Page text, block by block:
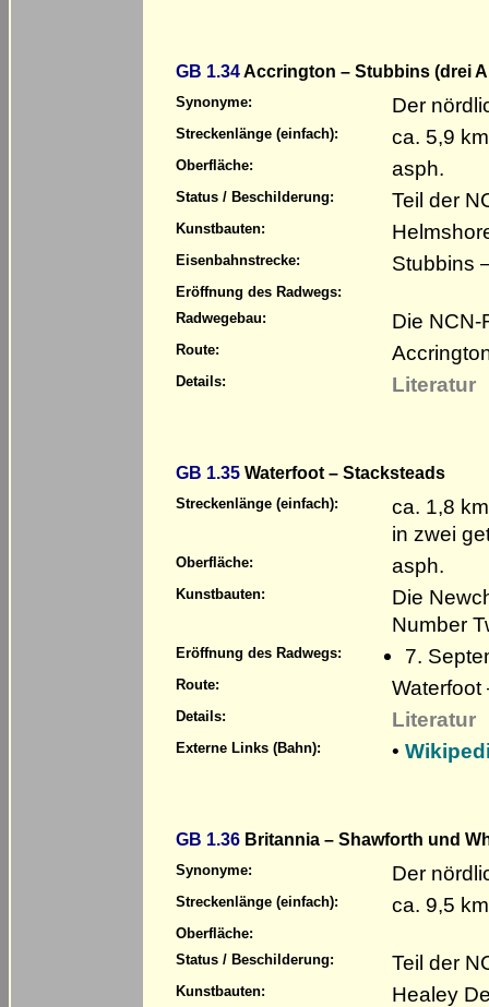
GB 1.34Accrington – Stubbins (drei
Synonyme: Der
Streckenlänge (einfach): ca. 5,9 km
Oberfläche: asph.
Status / Beschilderung: Teil der
Kunstbauten:
Eisenbahnstrecke: Stubbins
Eröffnung des Radwegs:
Radwegebau:
Die
Route:
Details: Literatur
GB 1.35 Waterfoot – Stacksteads
Streckenlänge (einfach):
ca. 1,8 km
in zwei
Oberfläche: asph.
Kunstbauten:
Die
Number
Eröffnung des Radwegs: 7.
Route: Waterfoot
Details: Literatur
Externe Links (Bahn): •
GB 1.36 Britannia – Shawforth und
Synonyme: Der
Streckenlänge (einfach): ca. 9,5 km
Oberfläche:
Status / Beschilderung:
Teil der
Kunstbauten:
Healey